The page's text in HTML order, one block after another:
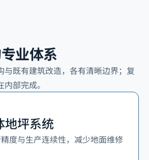
业体系
与既有建筑改造，各有清晰边界；复
部完成。
地坪系统
度与生产连续性，减少地面维修